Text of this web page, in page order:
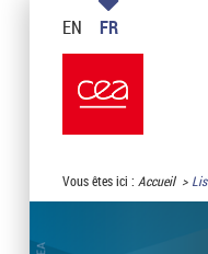
EN FR
Vous êtes ici : Accueil